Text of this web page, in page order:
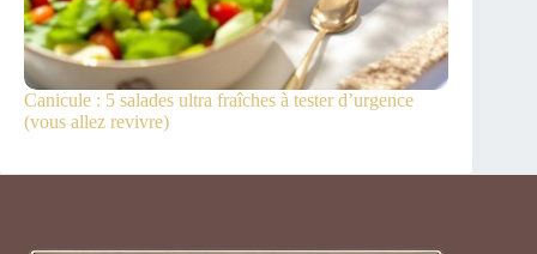
Canicule : 5 salades ultra fraîches à tester d’urgence
(vous allez revivre)